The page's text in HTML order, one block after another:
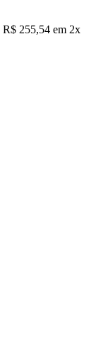
R$ 255,54 em 2x